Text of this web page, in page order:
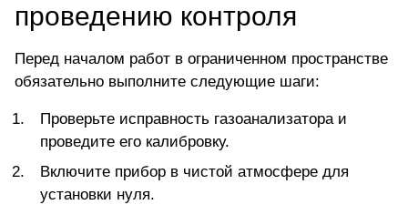
проведению контроля
Перед началом работ в ограниченном пространстве
обязательно выполните следующие шаги:
Проверьте исправность газоанализатора и
проведите его калибровку.
Включите прибор в чистой атмосфере для
установки нуля.